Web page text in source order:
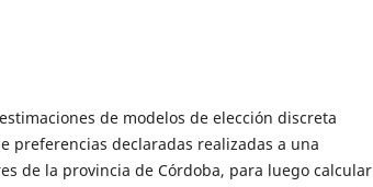
de modelos de elección discreta
preferencias declaradas realizadas a una
de la provincia de Córdoba, para luego calcular